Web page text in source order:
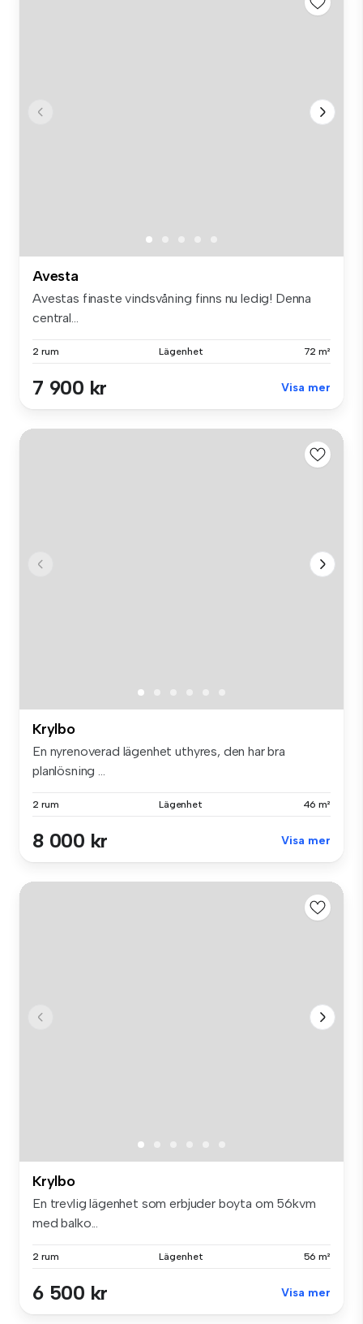
Avesta
Avestas finaste vindsvåning finns nu ledig! Denna
central...
2 rum Lägenhet 72 m²
7 900 kr Visa mer
Krylbo
En nyrenoverad lägenhet uthyres, den har bra
planlösning ...
2 rum Lägenhet 46 m²
8 000 kr Visa mer
Krylbo
En trevlig lägenhet som erbjuder boyta om 56kvm
med balko...
2 rum Lägenhet 56 m²
6 500 kr Visa mer